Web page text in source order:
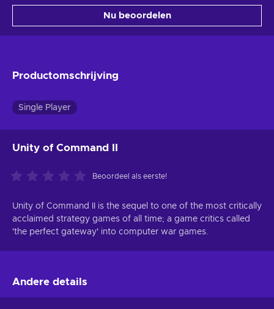
Nu beoordelen
Productomschrijving
Single Player
Unity of Command II
Beoordeel als eerste!
Unity of Command II is the sequel to one of the most critically
acclaimed strategy games of all time; a game critics called
'the perfect gateway' into computer war games.
Andere details